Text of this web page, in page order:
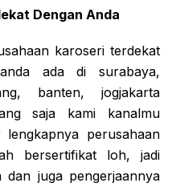
Dengan Anda
karoseri terdekat
ada di surabaya,
banten, jogjakarta
saja kami kanalmu
perusahaan
bersertifikat loh, jadi
juga pengerjaannya